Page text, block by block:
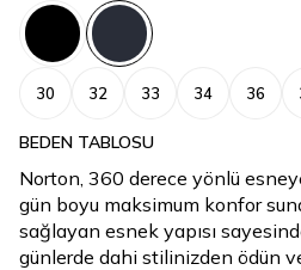
30 32 33 34 36
BEDEN TABLOSU
Norton, 360 derece yönlü
gün boyu maksimum konfor
sağlayan esnek yapısı
günlerde dahi stilinizden ödün